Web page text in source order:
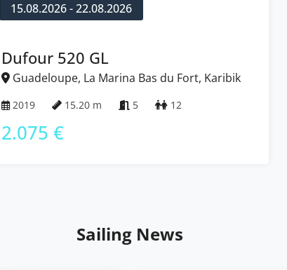
15.08.2026 - 22.08.2026
Dufour 520 GL
Guadeloupe, La Marina Bas du Fort, Karibik
2019 15.20 m 5 12
2.075 €
Sailing News